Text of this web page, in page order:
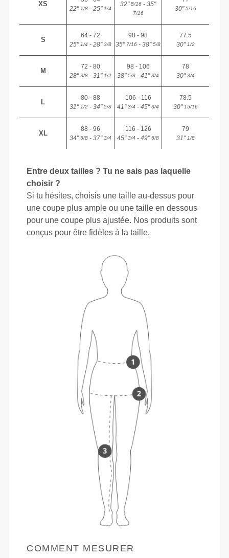
XS
22"1/8 - 25"1/4
32"5/16 - 35"
7/16
30"5/16
S
64 - 72
25"1/4 - 28"3/8
90 - 98
35"7/16 - 38"5/8
77.5
30"1/2
M
72 - 80
28"3/8 - 31"1/2
98 - 106
38"5/8 - 41"3/4
78
30"3/4
L
80 - 88
31"1/2 - 34"5/8
106 - 116
41"3/4 - 45"3/4
78.5
30"15/16
XL
88 - 96
34"5/8 - 37"3/4
116 - 126
45"3/4 - 49"5/8
79
31"1/8
Entre deux tailles ? Tu ne sais pas laquelle
choisir ?
Si tu hésites, choisis une taille au-dessus pour
une coupe plus ample ou une taille en dessous
pour une coupe plus ajustée. Nos produits sont
conçus pour être fidèles à la taille.
COMMENT MESURER